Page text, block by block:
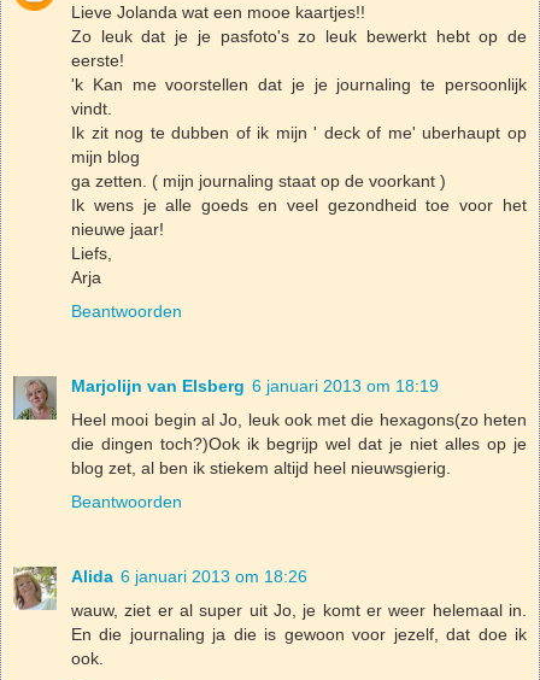
Lieve Jolanda wat een mooe kaartjes!!
Zo leuk dat je je pasfoto's zo leuk bewerkt hebt op de
eerste!
'k Kan me voorstellen dat je je journaling te persoonlijk
vindt.
Ik zit nog te dubben of ik mijn ' deck of me' uberhaupt op
mijn blog
ga zetten. ( mijn journaling staat op de voorkant )
Ik wens je alle goeds en veel gezondheid toe voor het
nieuwe jaar!
Liefs,
Arja
Beantwoorden
Marjolijn van Elsberg 6 januari 2013 om 18:19
Heel mooi begin al Jo, leuk ook met die hexagons(zo heten
die dingen toch?)Ook ik begrijp wel dat je niet alles op je
blog zet, al ben ik stiekem altijd heel nieuwsgierig.
Beantwoorden
Alida 6 januari 2013 om 18:26
wauw, ziet er al super uit Jo, je komt er weer helemaal in.
En die journaling ja die is gewoon voor jezelf, dat doe ik
ook.